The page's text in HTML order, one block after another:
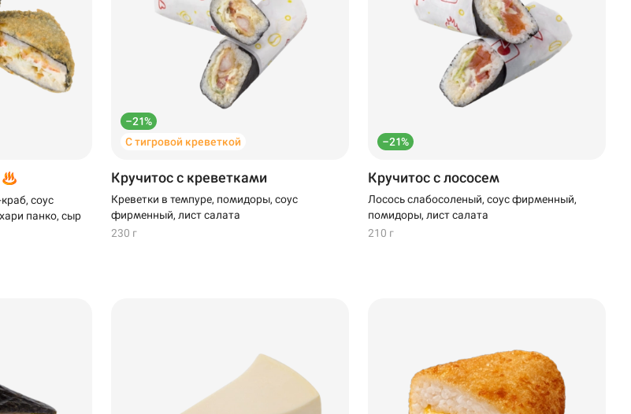
соус
панко, сыр
–21%
С тигровой креветкой
Кручитос с креветками
Креветки в темпуре, помидоры, соус
фирменный, лист салата
230 г
–21%
Кручитос с лососем
Лосось слабосоленый, соус фирменный,
помидоры, лист салата
210 г